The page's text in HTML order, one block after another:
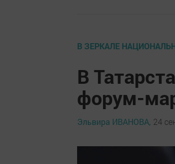
В ЗЕРКАЛЕ
В
форум-
Эльвира ИВАНОВА, 24